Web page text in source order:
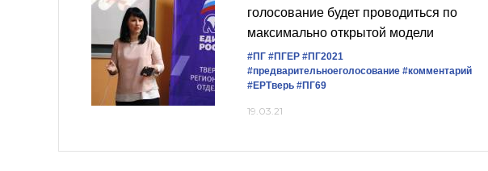
голосование будет проводиться по
максимально открытой модели
#ПГ #ПГЕР #ПГ2021
#предварительноеголосование #комментарий
#ЕРТверь #ПГ69
19.03.21